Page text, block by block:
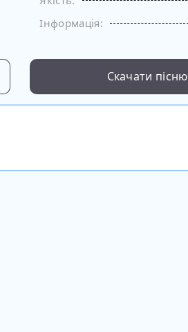
Інформація:
Скачати пісню